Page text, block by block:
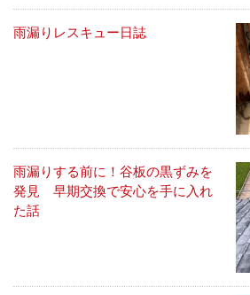
雨漏りレスキュー日誌
雨漏りする前に！谷板の黒ずみを
発見 早期交換で安心を手に入れ
た話